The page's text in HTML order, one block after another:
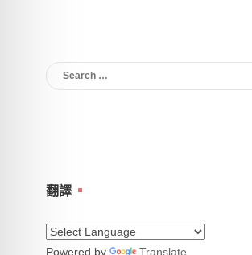
頁
Search
for:
翻譯
Powered by Translate